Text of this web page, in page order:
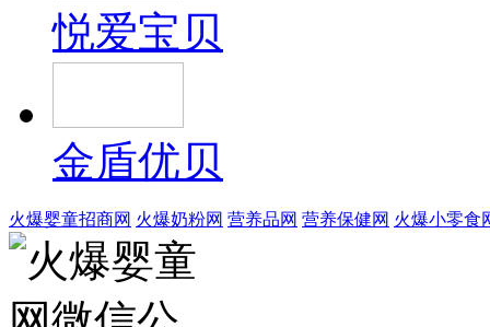
悦爱宝贝
金盾优贝
火爆婴童招商网 火爆奶粉网 营养品网 营养保健网 火爆小零食